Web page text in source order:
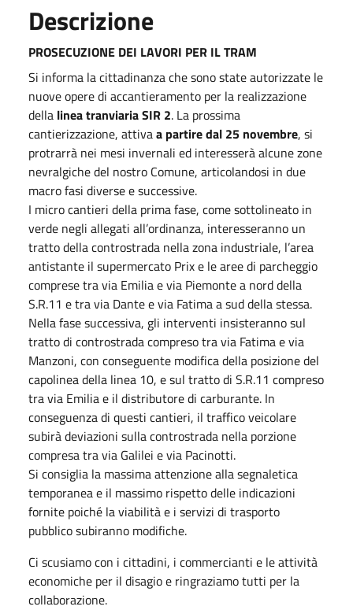
Descrizione
PROSECUZIONE DEI LAVORI PER IL TRAM
Si informa la cittadinanza che sono state autorizzate le
nuove opere di accantieramento per la realizzazione
della linea tranviaria SIR 2. La prossima
cantierizzazione, attivaa partire dal 25 novembre, si
protrarrà nei mesi invernali ed interesserà alcune zone
nevralgiche del nostro Comune, articolandosi in due
macro fasi diverse e successive.
I micro cantieri della prima fase, come sottolineato in
verde negli allegati all’ordinanza, interesseranno un
tratto della controstrada nella zona industriale, l’area
antistante il supermercato Prix e le aree di parcheggio
comprese tra via Emilia e via Piemonte a nord della
S.R.11 e tra via Dante e via Fatima a sud della stessa.
Nella fase successiva, gli interventi insisteranno sul
tratto di controstrada compreso tra via Fatima e via
Manzoni, con conseguente modifica della posizione del
capolinea della linea 10, e sul tratto di S.R.11 compreso
tra via Emilia e il distributore di carburante. In
conseguenza di questi cantieri, il traffico veicolare
subirà deviazioni sulla controstrada nella porzione
compresa tra via Galilei e via Pacinotti.
Si consiglia la massima attenzione alla segnaletica
temporanea e il massimo rispetto delle indicazioni
fornite poiché la viabilità e i servizi di trasporto
pubblico subiranno modifiche.
Ci scusiamo con i cittadini, i commercianti e le attività
economiche per il disagio e ringraziamo tutti per la
collaborazione.